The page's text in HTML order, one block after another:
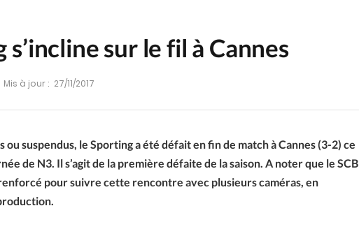
s’incline sur le fil à Cannes
Mis à jour : 27/11/2017
suspendus, le Sporting a été défait en fin de match à Cannes (3-2) ce
de N3. Il s’agit de la première défaite de la saison. A noter que le SCB
pour suivre cette rencontre avec plusieurs caméras, en